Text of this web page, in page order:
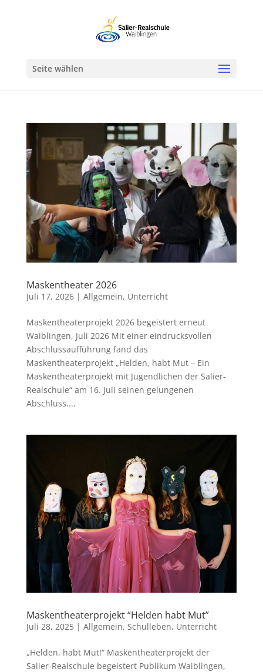
Seite wählen
Maskentheater 2026
Juli 17, 2026| Allgemein, Unterricht
Maskentheaterprojekt 2026 begeistert erneut
Waiblingen, Juli 2026 Mit einer eindrucksvollen
Abschlussaufführung fand das
Maskentheaterprojekt „Helden, habt Mut – Ein
Maskentheaterprojekt mit Jugendlichen der Salier-
Realschule“ am 16. Juli seinen gelungenen
Abschluss....
Maskentheaterprojekt “Helden habt Mut”
Juli 28, 2025| Allgemein, Schulleben, Unterricht
„Helden, habt Mut!“ Maskentheaterprojekt der
Salier-Realschule begeistert Publikum Waiblingen,